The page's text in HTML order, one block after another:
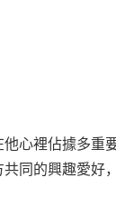
心裡佔據多重
同的興趣愛好，